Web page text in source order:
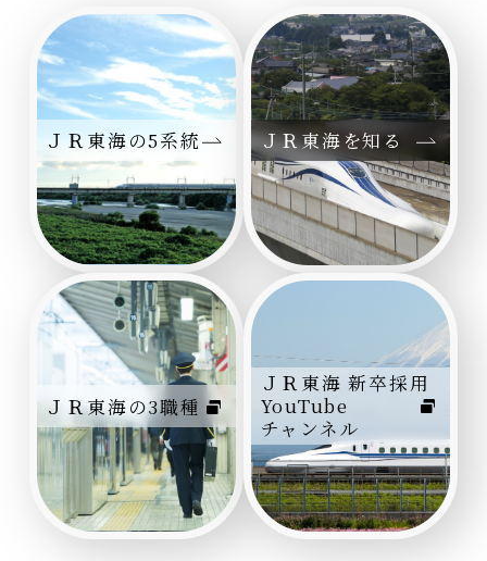
ＪＲ東海の5系統 ＪＲ東海を知る
ＪＲ東海の3職種
ＪＲ東海 新卒採用
YouTube
チャンネル